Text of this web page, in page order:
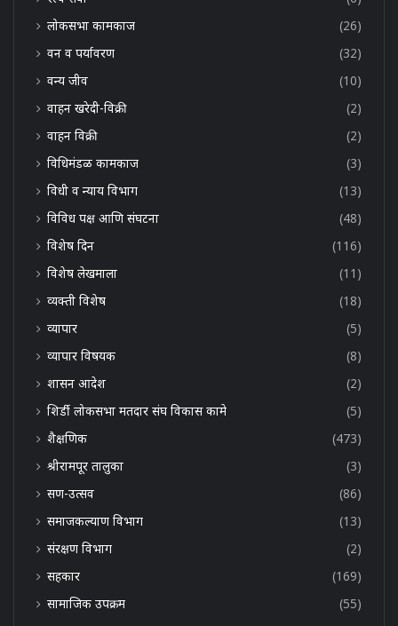
लोकसभा कामकाज
(26)
वन व पर्यावरण
(32)
वन्य जीव
(10)
वाहन खरेदी-विक्री
(2)
वाहन विक्री
(2)
विधिमंडळ कामकाज
(3)
विधी व न्याय विभाग
(13)
विविध पक्ष आणि संघटना
(48)
विशेष दिन
(116)
विशेष लेखमाला
(11)
व्यक्ती विशेष
(18)
व्यापार
(5)
व्यापार विषयक
(8)
शासन आदेश
(2)
शिर्डी लोकसभा मतदार संघ विकास कामे
(5)
शैक्षणिक
(473)
श्रीरामपूर तालुका
(3)
सण-उत्सव
(86)
समाजकल्याण विभाग
(13)
संरक्षण विभाग
(2)
सहकार
(169)
सामाजिक उपक्रम
(55)